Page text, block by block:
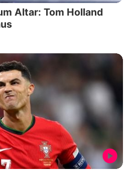
Altar: Tom Holland